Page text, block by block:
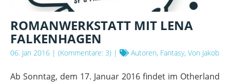
ROMANWERKSTATT MIT LENA
FALKENHAGEN
06. Jan 2016 | (Kommentare: 3) | Autoren, Fantasy, Von Jakob
Ab Sonntag, dem 17. Januar 2016 findet im Otherland